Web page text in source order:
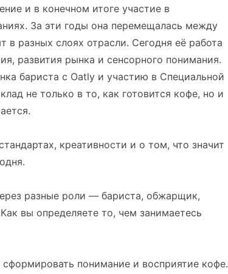
и в конечном итоге участие в
За эти годы она перемещалась между
в разных слоях отрасли. Сегодня её работа
развития рынка и сенсорного понимания.
бариста с Oatly и участию в Специальной
не только в то, как готовится кофе, но и
креативности и о том, что значит
разные роли — бариста, обжарщик,
вы определяете то, чем занимаетесь
понимание и восприятие кофе.